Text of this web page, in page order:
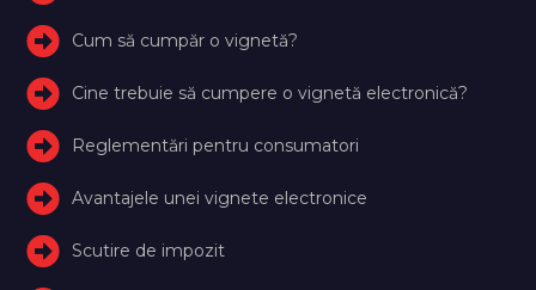
Cum să cumpăr o vignetă?
Cine trebuie să cumpere o vignetă electronică?
Reglementări pentru consumatori
Avantajele unei vignete electronice
Scutire de impozit